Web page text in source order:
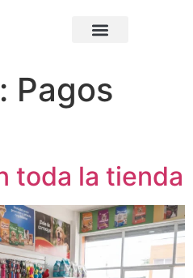
Pagos
toda la tienda